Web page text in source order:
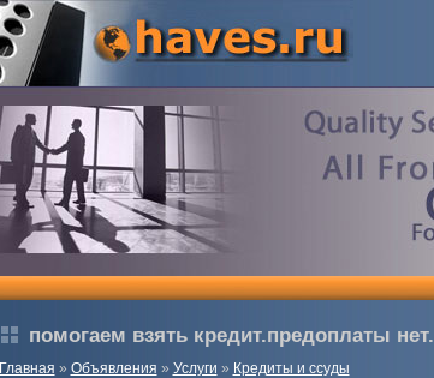
помогаем взять кредит.предоплаты нет.
Главная » Объявления » Услуги » Кредиты и ссуды